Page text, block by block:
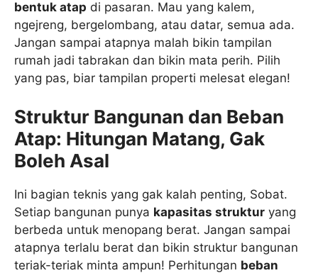
bentuk atap di pasaran. Mau yang kalem,
ngejreng, bergelombang, atau datar, semua ada.
Jangan sampai atapnya malah bikin tampilan
rumah jadi tabrakan dan bikin mata perih. Pilih
yang pas, biar tampilan properti melesat elegan!
Struktur Bangunan dan Beban
Atap: Hitungan Matang, Gak
Boleh Asal
Ini bagian teknis yang gak kalah penting, Sobat.
Setiap bangunan punya kapasitas struktur yang
berbeda untuk menopang berat. Jangan sampai
atapnya terlalu berat dan bikin struktur bangunan
teriak-teriak minta ampun! Perhitungan beban